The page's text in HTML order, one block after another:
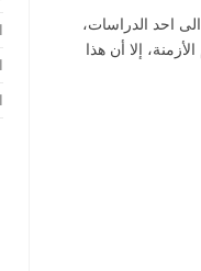
احد الدراسات،
إلا أن هذا